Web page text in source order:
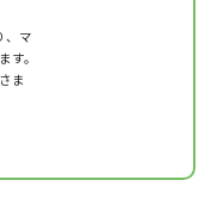
、マ
す。
ま